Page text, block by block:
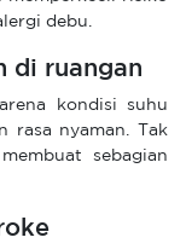
debu.
di ruangan
kondisi suhu
rasa nyaman. Tak
sebagian